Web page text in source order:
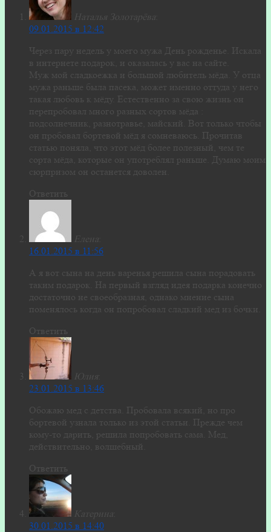
Наталья Золотарёва
09.01.2015 в 12:42
Через пару недель у моего мужа День рожденье. Искала
в интернете подарок, и оказалась у вас на сайте.
Муж мой сладкоежка и большой любитель мёда. У отца
мужа раньше была пасека, может именно оттуда у него
такая любовь к мёду. Естественно за свою жизнь он
перепробовал много разных сортов мёда :
подсолнечник, разнотравье, майский. Вот только чтобы
он пробовал бортевой мёд я сомневаюсь. Прочитав
статью поняла, что этот мёд более полезный, чем те
сорта мёда, которые он употреблял раньше. Думаю моим
сюрпризом он останется доволен.
Ответить
Елена
16.01.2015 в 11:56
А я вот сына на день варенья решила сына порадовать
таким подарок. На первый взгляд идея подарка конечно
достаточно не своеобразная, однако мнение сына
поменялось когда он попробовал сладкий мед из бочки.
Ответить
Юлия
23.01.2015 в 13:46
Обожаю мед с детства. Пробовала всякий, но про
бортевой узнала только из этой статьи. Прежде чем
кому-то дарить, решила попробовать сама. Мед,
действительно, волшебный.
Ответить
Катерина
30.01.2015 в 14:40